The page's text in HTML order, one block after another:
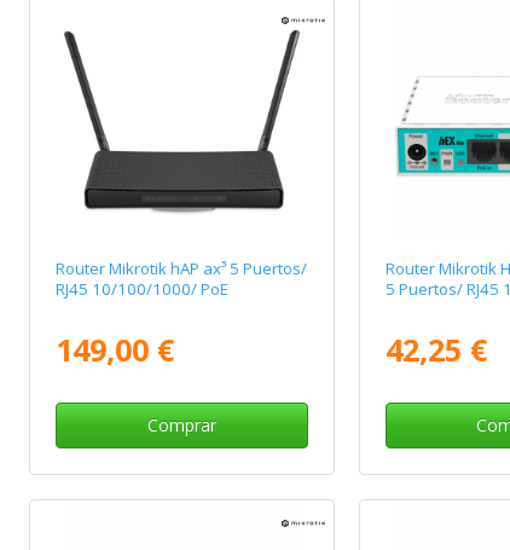
Router Mikrotik hAP ax³ 5 Puertos/
RJ45 10/100/1000/ PoE
149,00 €
Comprar
Router Mikrotik
5 Puertos/ RJ45
42,25 €